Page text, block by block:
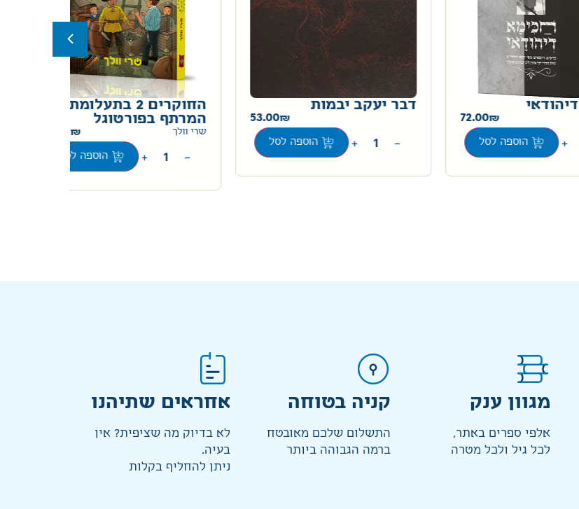
72.00
הוספה לסל
דבר יעקב יבמות
53.00
הוספה לסל
החוקרים 2 בתעלומת
המרתף בפורטוגל
שרי וולך 50.00
הוספה לסל
מגוון ענק
אלפי ספרים באתר,
לכל גיל ולכל מטרה
קניה בטוחה
התשלום שלכם מאובטח
ברמה הגבוהה ביותר
אחראים שתיהנו
לא בדיוק מה שציפית? אין
בעיה.
ניתן להחליף בקלות